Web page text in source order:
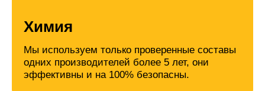
Химия
Мы используем только проверенные составы
одних производителей более 5 лет, они
эффективны и на 100% безопасны.